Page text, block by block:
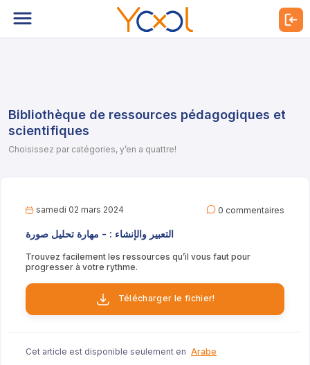
Bibliothèque de ressources pédagogiques et
scientifiques
Choisissez par catégories, y’en a quattre!
samedi 02 mars 2024 0 commentaires
التعبير والإنشاء : - مهارة تحليل صورة
Trouvez facilement les ressources qu’il vous faut pour
progresser à votre rythme.
Télécharger le fichier!
Cet article est disponible seulement en Arabe